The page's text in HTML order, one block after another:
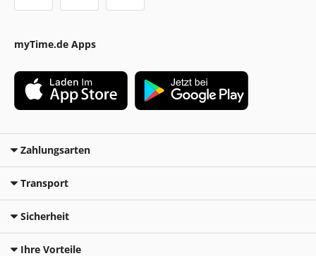
myTime.de Apps
Zahlungsarten
Transport
Sicherheit
Ihre Vorteile